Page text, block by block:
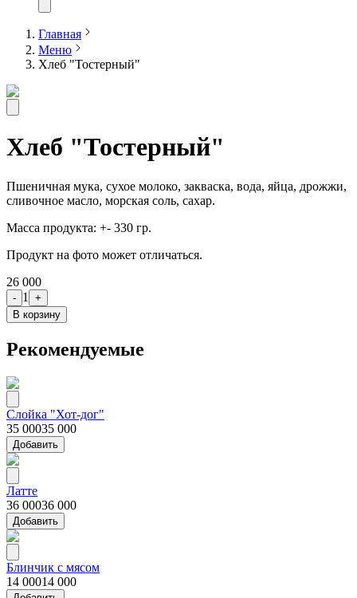
Главная
Меню
Хлеб "Тостерный"
Хлеб "Тостерный"
Пшеничная мука, сухое молоко, закваска, вода, яйца, дрожжи,
сливочное масло, морская соль, сахар.
Масса продукта: +- 330 гр.
Продукт на фото может отличаться.
26 000
- 1
+
В корзину
Рекомендуемые
Слойка "Хот-дог"
35 00035 000
Добавить
Латте
36 00036 000
Добавить
Блинчик с мясом
14 00014 000